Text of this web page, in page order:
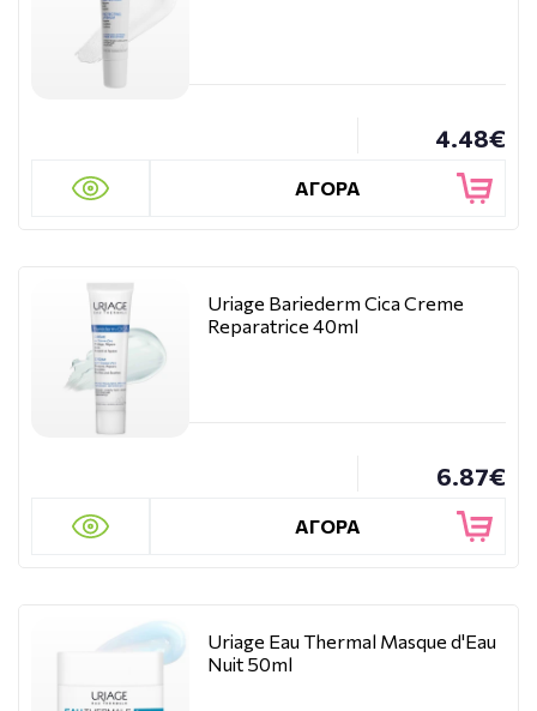
4.48€
ΑΓΟΡΑ
Uriage Bariederm Cica Creme
Reparatrice 40ml
6.87€
ΑΓΟΡΑ
Uriage Eau Thermal Masque d'Eau
Nuit 50ml